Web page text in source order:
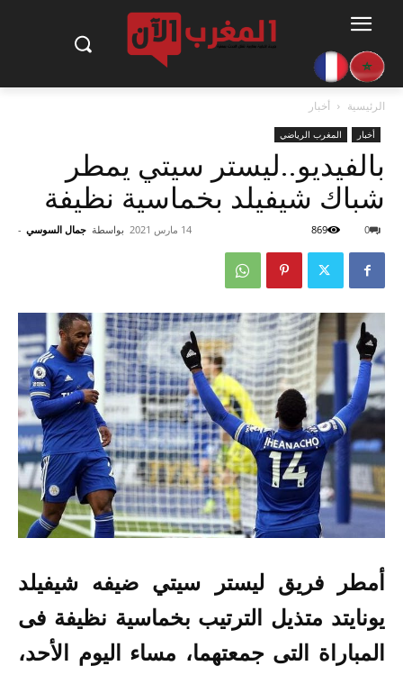
الرئيسية أخبار
أخبار المغرب الرياضي
بالفيديو..ليستر سيتي يمطر
شباك شيفيلد بخماسية نظيفة
بواسطة جمال السوسي - 14 مارس 2021 0
869
أمطر فريق ليستر سيتي ضيفه شيفيلد
يونايتد متذيل الترتيب بخماسية نظيفة فى
المباراة التى جمعتهما، مساء اليوم الأحد،